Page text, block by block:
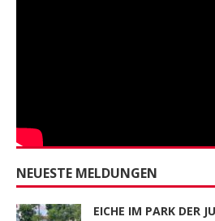
NEUESTE MELDUNGEN
EICHE IM PARK DER